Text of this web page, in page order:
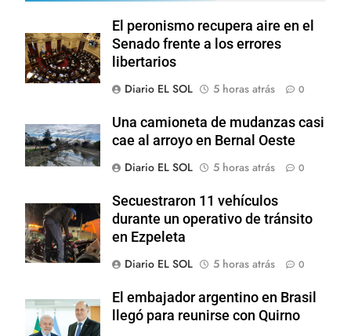
El peronismo recupera aire en el
Senado frente a los errores
libertarios
Diario EL SOL
5 horas atrás 0
Una camioneta de mudanzas casi
cae al arroyo en Bernal Oeste
Diario EL SOL
5 horas atrás 0
Secuestraron 11 vehículos
durante un operativo de tránsito
en Ezpeleta
Diario EL SOL
5 horas atrás 0
El embajador argentino en Brasil
llegó para reunirse con Quirno